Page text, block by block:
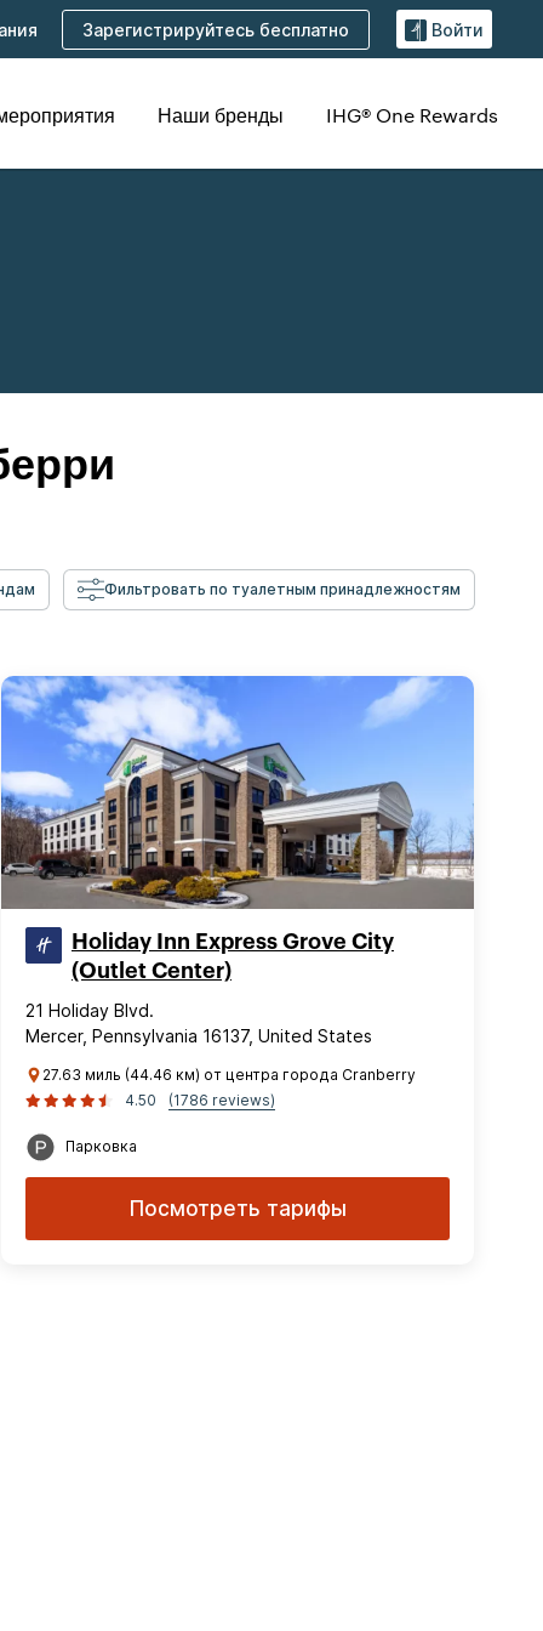
Зарегистрируйтесь бесплатно Войти
Наши бренды IHG® One Rewards
Фильтровать по туалетным принадлежностям
Holiday Inn Express Grove City
(Outlet Center)
21 Holiday Blvd.
Mercer, Pennsylvania 16137, United States
27.63 миль (44.46 км) от центра города Cranberry
4.50
(1786 reviews)
Парковка
Посмотреть тарифы